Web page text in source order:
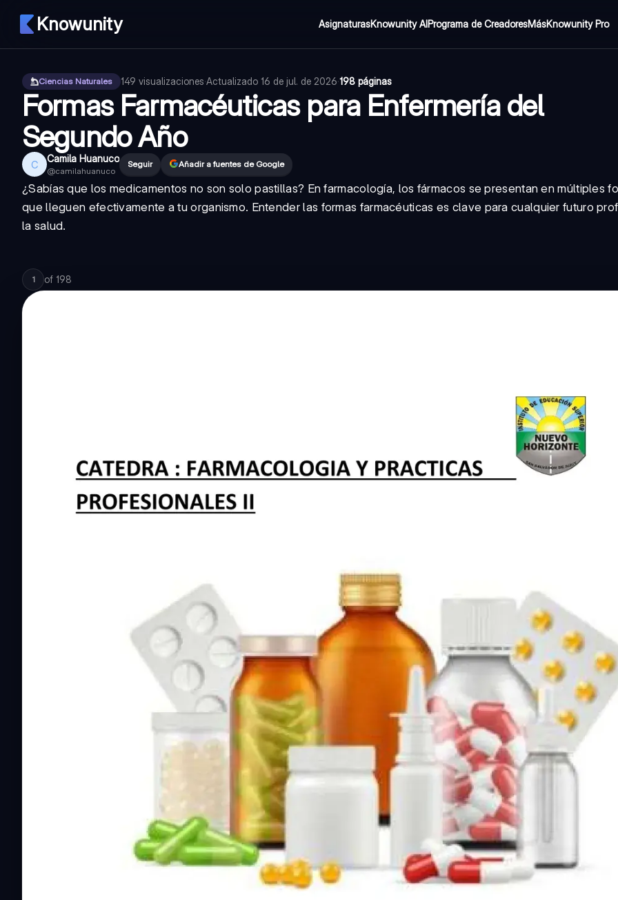
Knowunity AsignaturasKnowunity AIPrograma de CreadoresMásKnowunity Pro
Ciencias Naturales 149 visualizaciones·Actualizado 16 de jul. de 2026·198 páginas
Formas Farmacéuticas para Enfermería del
Segundo Año
C Camila Huanuco
@camilahuanuco
Seguir Añadir a fuentes de Google
¿Sabías que los medicamentos no son solo pastillas? En farmacología, los fármacos se presentan en múltiples
que lleguen efectivamente a tu organismo. Entender las formas farmacéuticas es clave para cualquier futuro
la salud.
1 of 198